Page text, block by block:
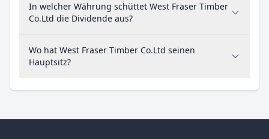
In welcher Währung schüttet West Fraser Timber
Co.Ltd die Dividende aus?
Wo hat West Fraser Timber Co.Ltd seinen
Hauptsitz?